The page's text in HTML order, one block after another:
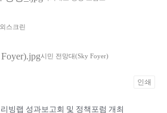
스크린
시민 전망대(Sky Foyer)
인쇄
빙랩 성과보고회 및 정책포럼 개최